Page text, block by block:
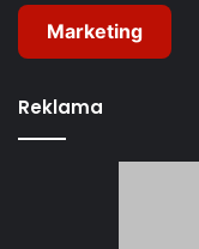
Marketing
Reklama